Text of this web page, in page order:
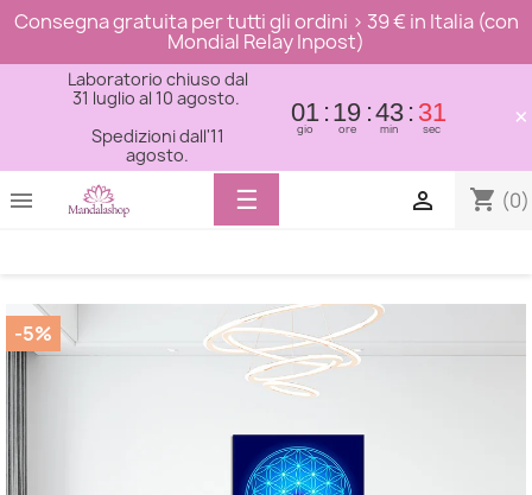
Consegna gratuita per tutti gli ordini > 39 € in Italia (con
Mondial Relay Inpost)
Laboratorio chiuso dal
31 luglio al 10 agosto.
Spedizioni dall'11
agosto.
01
gio
19
ore
43
min
30
sec ×
 shopping_cart (0)

Toggle
navigation
☰
-5%